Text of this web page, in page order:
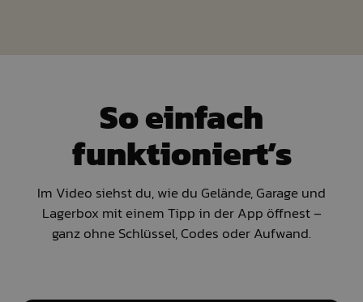
So einfach
funktioniert’s
Im Video siehst du, wie du Gelände, Garage und
Lagerbox mit einem Tipp in der App öffnest –
ganz ohne Schlüssel, Codes oder Aufwand.